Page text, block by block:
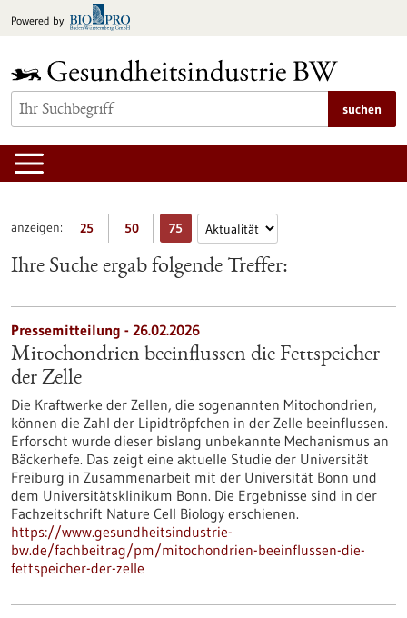
Inhalt
Powered by
suchen
anzeigen: 25 50 75
Ihre Suche ergab folgende Treffer:
Pressemitteilung - 26.02.2026
Mitochondrien beeinflussen die Fettspeicher
der Zelle
Die Kraftwerke der Zellen, die sogenannten Mitochondrien,
können die Zahl der Lipidtröpfchen in der Zelle beeinflussen.
Erforscht wurde dieser bislang unbekannte Mechanismus an
Bäckerhefe. Das zeigt eine aktuelle Studie der Universität
Freiburg in Zusammenarbeit mit der Universität Bonn und
dem Universitätsklinikum Bonn. Die Ergebnisse sind in der
Fachzeitschrift Nature Cell Biology erschienen.
https://www.gesundheitsindustrie-
bw.de/fachbeitrag/pm/mitochondrien-beeinflussen-die-
fettspeicher-der-zelle